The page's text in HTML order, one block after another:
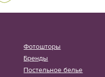
Фотошторы
Бренды
Постельное белье